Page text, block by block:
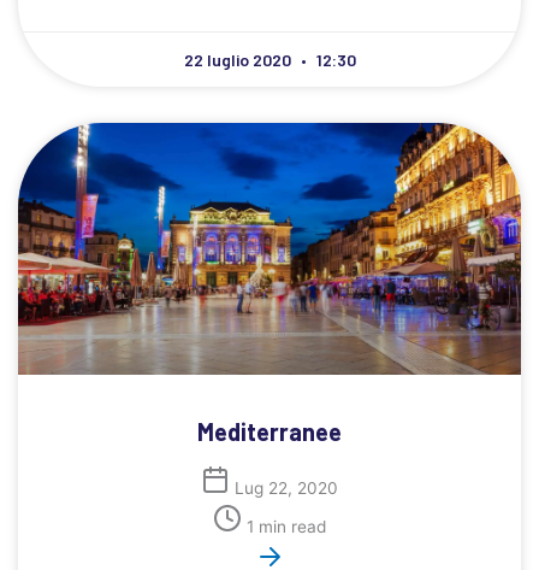
22 luglio 2020 12:30
Mediterranee
Lug 22, 2020
1 min read